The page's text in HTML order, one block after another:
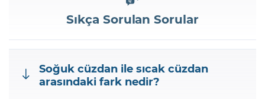
Sıkça Sorulan Sorular
Soğuk cüzdan ile sıcak cüzdan
arasındaki fark nedir?